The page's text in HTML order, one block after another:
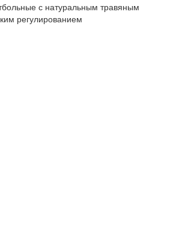
с натуральным травяным
регулированием